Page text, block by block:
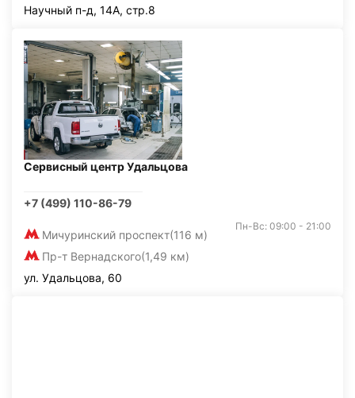
Научный п-д, 14А, стр.8
Сервисный центр Удальцова
+7 (499) 110-86-79
Мичуринский проспект(116 м)
Пр-т Вернадского(1,49 км)
Пн-Вс: 09:00 - 21:00
ул. Удальцова, 60